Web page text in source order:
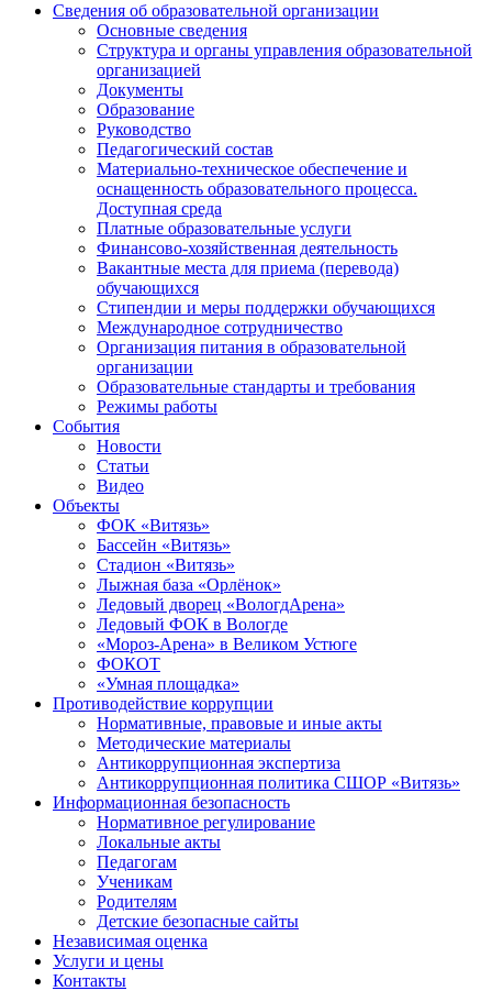
Сведения об образовательной организации
Основные сведения
Структура и органы управления образовательной
организацией
Документы
Образование
Руководство
Педагогический состав
Материально-техническое обеспечение и
оснащенность образовательного процесса.
Доступная среда
Платные образовательные услуги
Финансово-хозяйственная деятельность
Вакантные места для приема (перевода)
обучающихся
Стипендии и меры поддержки обучающихся
Международное сотрудничество
Организация питания в образовательной
организации
Образовательные стандарты и требования
Режимы работы
События
Новости
Статьи
Видео
Объекты
ФОК «Витязь»
Бассейн «Витязь»
Стадион «Витязь»
Лыжная база «Орлёнок»
Ледовый дворец «ВологдАрена»
Ледовый ФОК в Вологде
«Мороз-Арена» в Великом Устюге
ФОКОТ
«Умная площадка»
Противодействие коррупции
Нормативные, правовые и иные акты
Методические материалы
Антикоррупционная экспертиза
Антикоррупционная политика СШОР «Витязь»
Информационная безопасность
Нормативное регулирование
Локальные акты
Педагогам
Ученикам
Родителям
Детские безопасные сайты
Независимая оценка
Услуги и цены
Контакты